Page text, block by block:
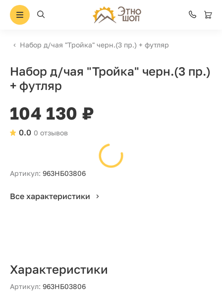
Набор д/чая "Тройка" черн.(3 пр.) + футляр
Набор д/чая "Тройка" черн.(3 пр.)
+ футляр
104 130 ₽
0 отзывов
0.0
Артикул: 963НБ03806
Все характеристики
Характеристики
Артикул: 963НБ03806